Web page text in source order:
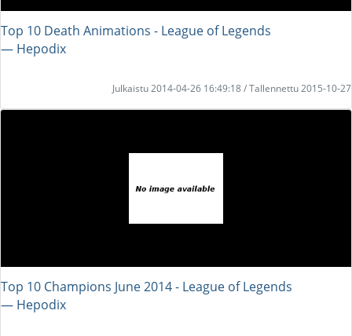
Top 10 Death Animations - League of Legends
― Hepodix
Julkaistu 2014-04-26 16:49:18 / Tallennettu 2015-10-27
Top 10 Champions June 2014 - League of Legends
― Hepodix